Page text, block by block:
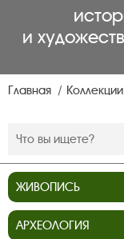
и
Главная Коллекции
ЖИВОПИСЬ
АРХЕОЛОГИЯ